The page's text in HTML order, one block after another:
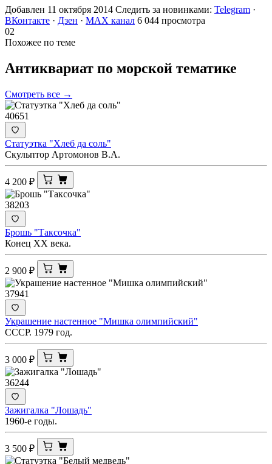
Добавлен 11 октября 2014 Следить за новинками: Telegram ·
ВКонтакте · Дзен · MAX канал 6 044 просмотра
02
Похожее по теме
Антиквариат по морской тематике
Смотреть все →
40651
Статуэтка "Хлеб да соль"
Скульптор Артомонов В.А.
4 200 ₽
38203
Брошь "Таксочка"
Конец ХХ века.
2 900 ₽
37941
Украшение настенное "Мишка олимпийский"
СССР. 1979 год.
3 000 ₽
36244
Зажигалка "Лошадь"
1960-е годы.
3 500 ₽